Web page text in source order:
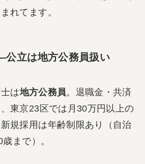
れてます。
立は地方公務員扱い
は地方公務員。退職金・共済
東京23区では月30万円以上の
規採用は年齢制限あり（自治
まで）。